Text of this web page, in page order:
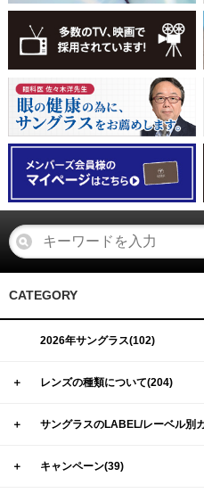
CATEGORY
2026年サングラス(102)
＋ レンズの種類について(204)
＋ サングラスのLABEL/レーベル別
＋ キャンペーン(39)